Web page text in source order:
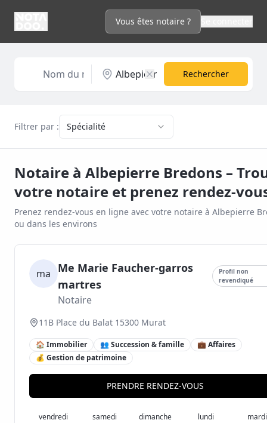
Vous êtes notaire ?
Rechercher
Filtrer par : Spécialité
Notaire à Albepierre Bredons –
votre notaire et prenez rendez-
Prenez rendez-vous en ligne avec votre notaire à Albepierre
ou dans les environs
ma
Me Marie Faucher-garros
martres
Profil non
revendiqué
Notaire
11B Place du Balat 15300 Murat
🏠 Immobilier 👥 Succession & famille
💼 Affaires
💰 Gestion de patrimoine
PRENDRE RENDEZ-VOUS
vendredi
samedi
dimanche
lundi
mardi